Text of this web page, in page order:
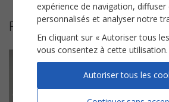
Plus de partitions de Clara
expérience de navigation, diffuser
personnalisés et analyser notre
En cliquant sur « Autoriser tous
vous consentez à cette utilisation.
Autoriser tous les